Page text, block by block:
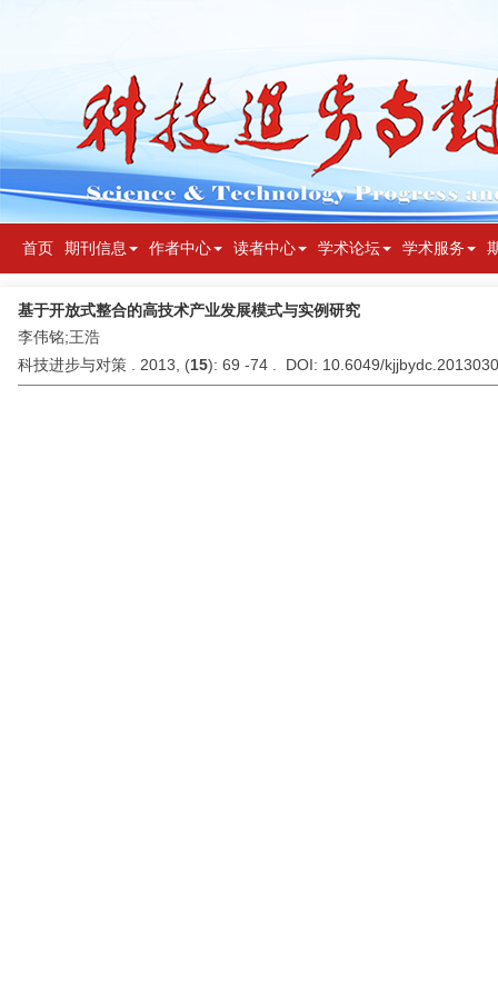
首页 期刊信息 作者中心 读者中心 学术论坛 学术服务
基于开放式整合的高技术产业发展模式与实例研究
李伟铭;王浩
科技进步与对策 . 2013, (15): 69 -74 . DOI: 10.6049/